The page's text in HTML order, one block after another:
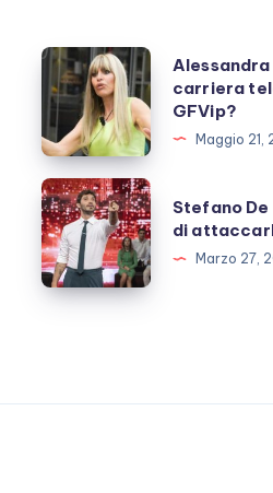
Alessandra
Mussolini,
carriera
televisiva
dopo
GFVip?
Alessandra
carriera
GFVip?
Maggio 21,
Stefano
De
Martino
e
attaccarlo
Stefano
di
Marzo 27,